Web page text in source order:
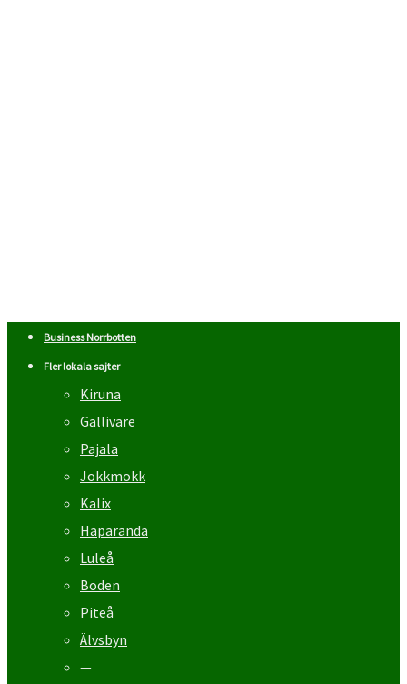
Business Norrbotten
Fler lokala sajter
Kiruna
Gällivare
Pajala
Jokkmokk
Kalix
Haparanda
Luleå
Boden
Piteå
Älvsbyn
—